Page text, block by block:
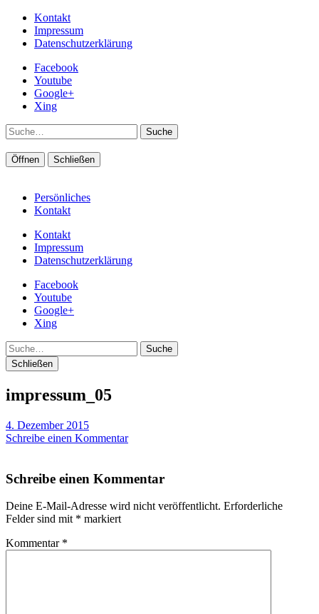
Kontakt
Impressum
Datenschutzerklärung
Facebook
Youtube
Google+
Xing
Suche
Öffnen Schließen
Persönliches
Kontakt
Kontakt
Impressum
Datenschutzerklärung
Facebook
Youtube
Google+
Xing
Suche
Schließen
impressum_05
4. Dezember 2015
Schreibe einen Kommentar
Schreibe einen Kommentar
Deine E-Mail-Adresse wird nicht veröffentlicht. Erforderliche
Felder sind mit * markiert
Kommentar *